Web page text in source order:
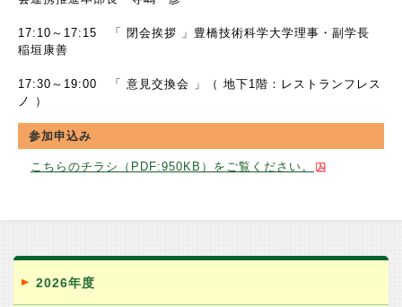
17:10～17:15 「 閉会挨拶 」豊橋技術科学大学理事・副学長
稲垣康善
17:30～19:00 「 意見交換会 」（ 地下1階：レストランフレス
ノ ）
参加申込み
こちらのチラシ（PDF:950KB）をご覧ください。
2026年度